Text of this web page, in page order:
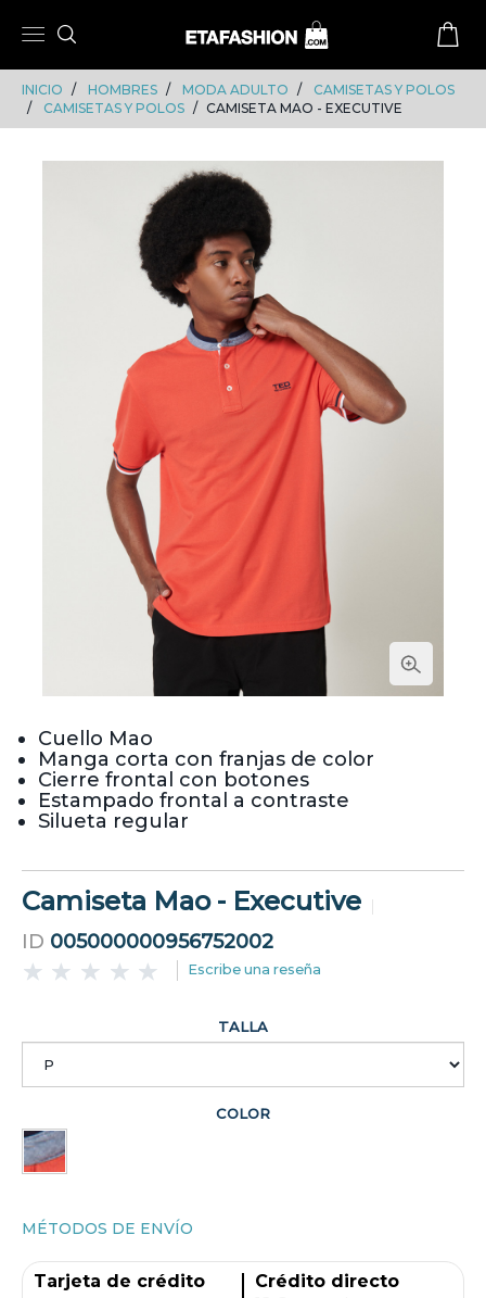
INICIO HOMBRES MODA ADULTO
CAMISETAS Y POLOS
CAMISETAS Y POLOS
CAMISETA MAO - EXECUTIVE
Cuello Mao
Manga corta con franjas de color
Cierre frontal con botones
Estampado frontal a contraste
Silueta regular
Camiseta Mao - Executive
ID 005000000956752002
Escribe una reseña
TALLA
COLOR
MÉTODOS DE ENVÍO
Tarjeta de crédito
Crédito directo